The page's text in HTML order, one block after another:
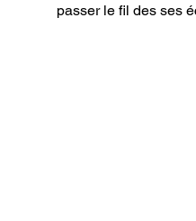
passer le fil des ses